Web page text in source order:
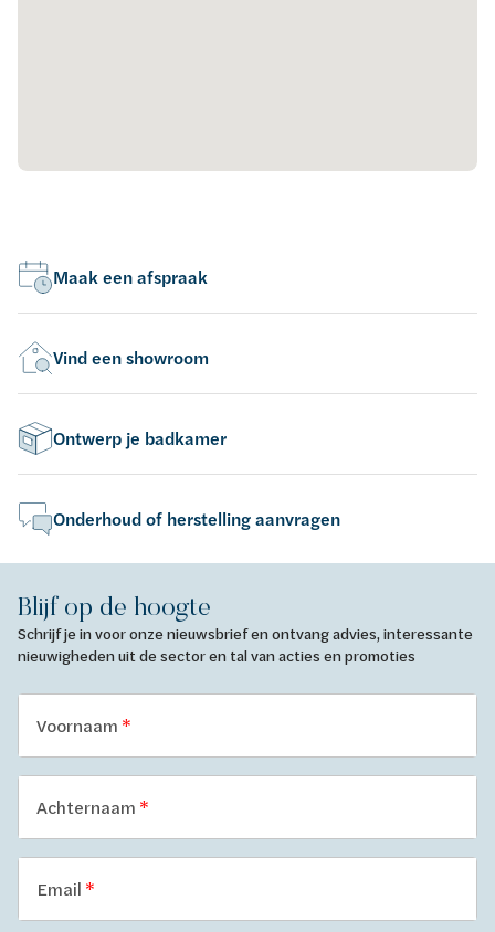
Maak een afspraak
Vind een showroom
Ontwerp je badkamer
Onderhoud of herstelling aanvragen
Blijf op de hoogte
Schrijf je in voor onze nieuwsbrief en ontvang advies, interessante
nieuwigheden uit de sector en tal van acties en promoties
Voornaam
Achternaam
Email